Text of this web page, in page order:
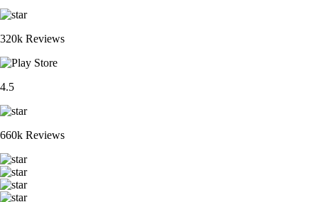
320k Reviews
4.5
660k Reviews